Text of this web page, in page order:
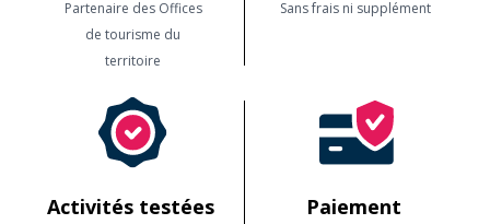
Partenaire des Offices
de tourisme du
territoire
Sans frais ni supplément
Activités testées Paiement